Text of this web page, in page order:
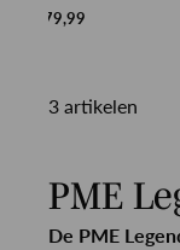
€ 79,99
3 artikelen
PME
De PME